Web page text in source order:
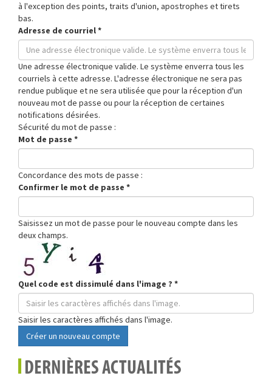
à l'exception des points, traits d'union, apostrophes et tirets
bas.
Adresse de courriel*
Une adresse électronique valide. Le système enverra tous les
courriels à cette adresse. L'adresse électronique ne sera pas
rendue publique et ne sera utilisée que pour la réception d'un
nouveau mot de passe ou pour la réception de certaines
notifications désirées.
Sécurité du mot de passe :
Mot de passe *
Concordance des mots de passe :
Confirmer le mot de passe *
Saisissez un mot de passe pour le nouveau compte dans les
deux champs.
Quel code est dissimulé dans l'image ? *
Saisir les caractères affichés dans l'image.
Créer un nouveau compte
DERNIÈRES ACTUALITÉS